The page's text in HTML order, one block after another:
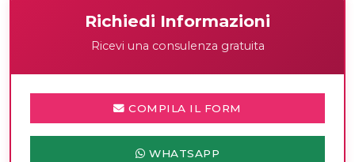
Richiedi Informazioni
Ricevi una consulenza gratuita
COMPILA IL FORM
WHATSAPP